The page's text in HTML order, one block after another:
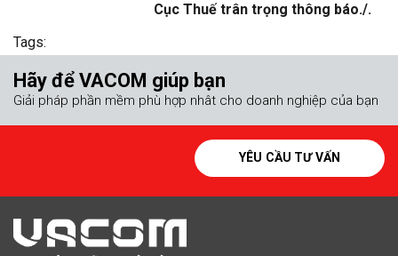
Cục Thuế trân trọng thông báo./.
Tags:
Hãy để VACOM giúp bạn
Giải pháp phần mềm phù hợp nhât cho doanh nghiệp của bạn
YÊU CẦU TƯ VẤN